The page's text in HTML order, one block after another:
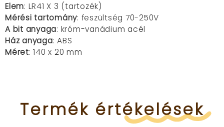
Elem: LR41 X 3 (tartozék)
Mérési tartomány: feszültség 70-250V
A bit anyaga: króm-vanádium acél
Ház anyaga: ABS
Méret: 140 x 20 mm
Termék értékelések